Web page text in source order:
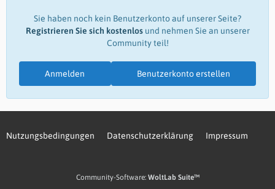
Sie haben noch kein Benutzerkonto auf unserer Seite?
Registrieren Sie sich kostenlosund nehmen Sie an unserer
Community teil!
Benutzerkonto erstellen
Anmelden
Nutzungsbedingungen Datenschutzerklärung Impressum
Community-Software: WoltLab Suite™